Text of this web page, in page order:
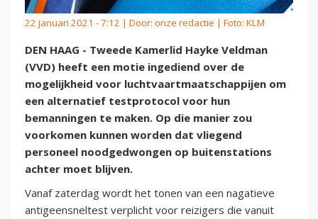
22 januari 2021 - 7:12 | Door: onze redactie | Foto: KLM
DEN HAAG - Tweede Kamerlid Hayke Veldman
(VVD) heeft een motie ingediend over de
mogelijkheid voor luchtvaartmaatschappijen om
een alternatief testprotocol voor hun
bemanningen te maken. Op die manier zou
voorkomen kunnen worden dat vliegend
personeel noodgedwongen op buitenstations
achter moet blijven.
Vanaf zaterdag wordt het tonen van een nagatieve
antigeensneltest verplicht voor reizigers die vanuit